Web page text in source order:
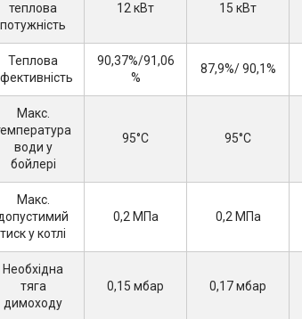
теплова
потужність
12 кВт 15 кВт
Теплова
90,37%/91,06
%
87,9%/ 90,1%
Макс.
води у
бойлері
95°С 95°С
Макс.
тиск у котлі
0,2 МПа 0,2 МПа
Необхідна
тяга
димоходу
0,15 мбар 0,17 мбар